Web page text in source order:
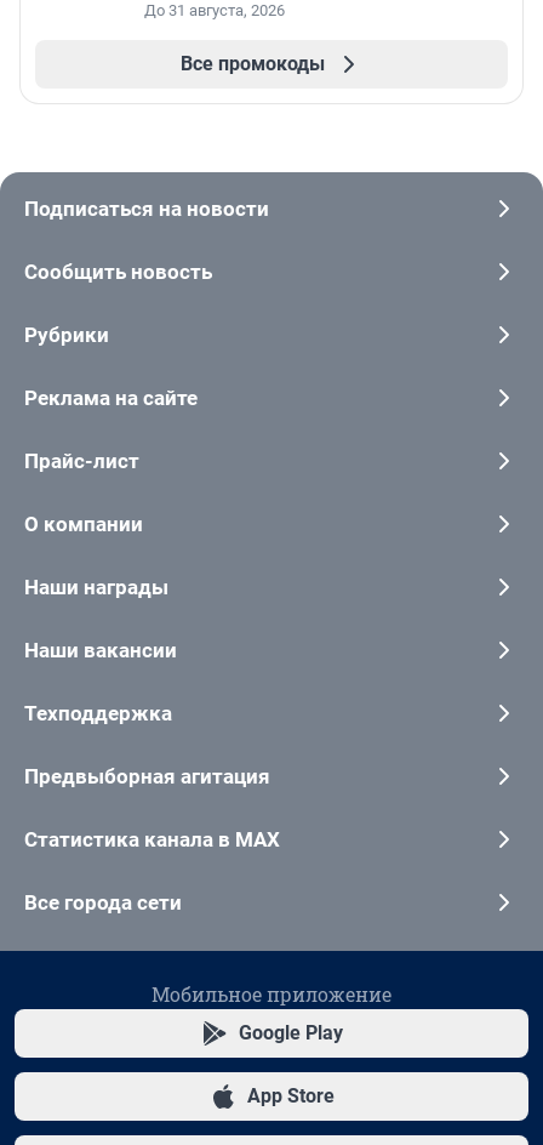
До 31 августа, 2026
Все промокоды
Подписаться на новости
Сообщить новость
Рубрики
Реклама на сайте
Прайс-лист
О компании
Наши награды
Наши вакансии
Техподдержка
Предвыборная агитация
Статистика канала в MAX
Все города сети
Мобильное приложение
Google Play
App Store